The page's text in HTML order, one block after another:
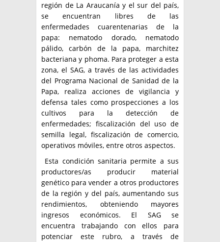
región de La Araucanía y el sur del país,
se encuentran libres de las
enfermedades cuarentenarias de la
papa: nematodo dorado, nematodo
pálido, carbón de la papa, marchitez
bacteriana y phoma. Para proteger a esta
zona, el SAG, a través de las actividades
del Programa Nacional de Sanidad de la
Papa, realiza acciones de vigilancia y
defensa tales como prospecciones a los
cultivos para la detección de
enfermedades; fiscalización del uso de
semilla legal, fiscalización de comercio,
operativos móviles, entre otros aspectos.
Esta condición sanitaria permite a sus
productores/as producir material
genético para vender a otros productores
de la región y del país, aumentando sus
rendimientos, obteniendo mayores
ingresos económicos. El SAG se
encuentra trabajando con ellos para
potenciar este rubro, a través de